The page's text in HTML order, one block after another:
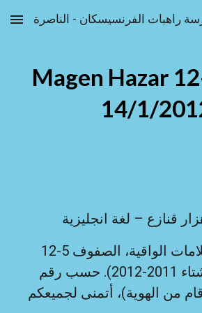
Skip to main content
راهبات الفرنسيسكان - الناصرة
Magen Hazar
14/1/
قنازع – لغة انجليزية
مرفق قائمة العلامات الواقية، الصفوف 5-12
و4-12 ( موعد شتاء 2011-2012). حسب رقم
(آخر 5 أرقام من الهوية)، أتمنى لجميعكم